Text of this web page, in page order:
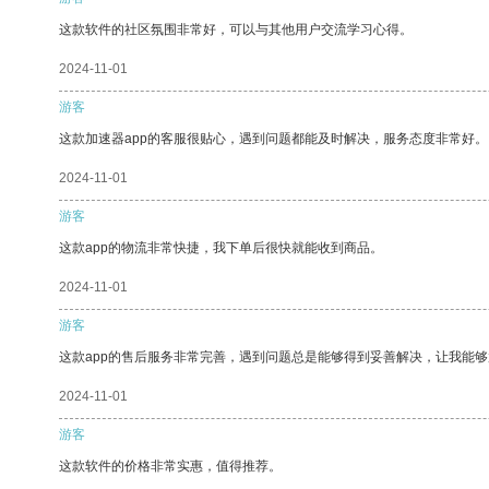
这款软件的社区氛围非常好，可以与其他用户交流学习心得。
2024-11-01
游客
这款加速器app的客服很贴心，遇到问题都能及时解决，服务态度非常好。
2024-11-01
游客
这款app的物流非常快捷，我下单后很快就能收到商品。
2024-11-01
游客
这款app的售后服务非常完善，遇到问题总是能够得到妥善解决，让我能够
2024-11-01
游客
这款软件的价格非常实惠，值得推荐。